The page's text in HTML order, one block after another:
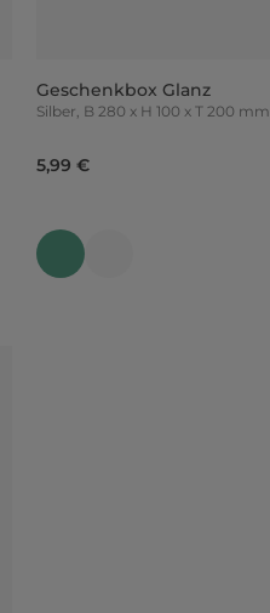
Geschenkbox Glanz
Silber, B 280 x H 100 x T 200 mm
5,99 €